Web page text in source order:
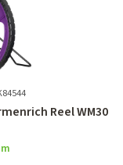
Reel WM30